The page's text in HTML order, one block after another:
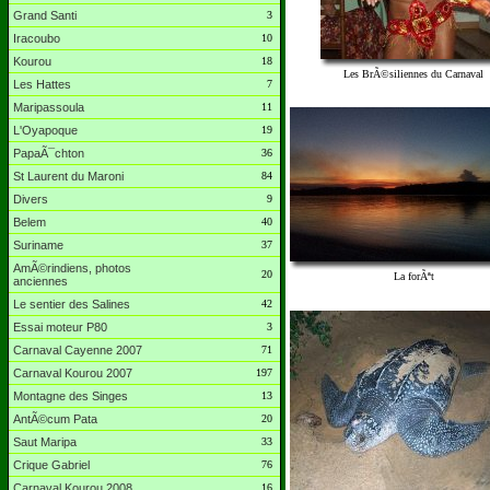
Grand Santi 3
Iracoubo 10
Kourou 18
Les Hattes 7
Maripassoula 11
L'Oyapoque 19
PapaÃ¯chton 36
St Laurent du Maroni 84
Divers 9
Belem 40
Suriname 37
AmÃ©rindiens, photos
anciennes
20
Le sentier des Salines 42
Essai moteur P80 3
Carnaval Cayenne 2007 71
Carnaval Kourou 2007 197
Montagne des Singes 13
AntÃ©cum Pata 20
Saut Maripa 33
Crique Gabriel 76
16
Les BrÃ©siliennes du Carnaval
La forÃªt